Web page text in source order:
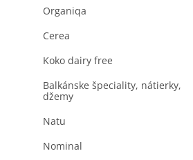
Organiqa
Cerea
Koko dairy free
Balkánske špeciality, nátierky,
džemy
Natu
Nominal